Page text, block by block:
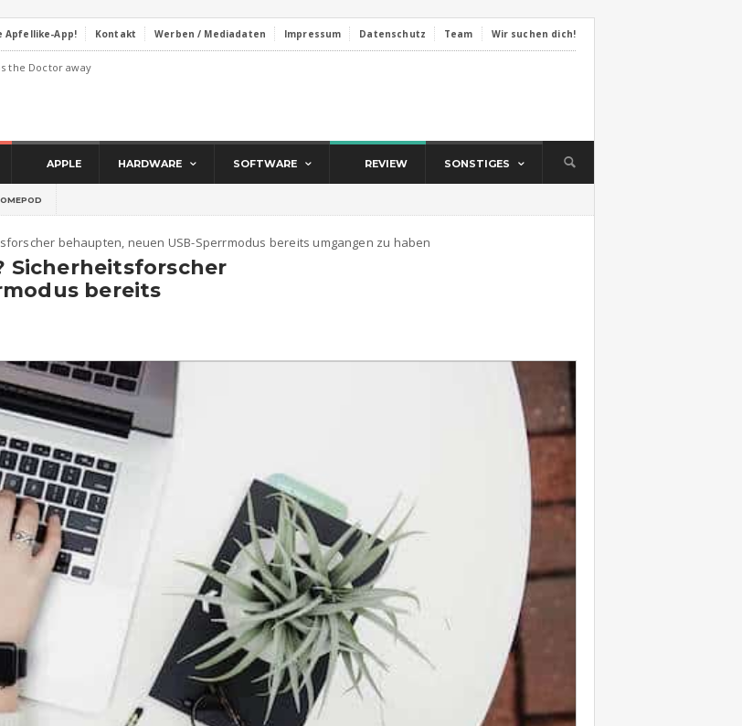
Apfellike-App! Kontakt Werben / Mediadaten Impressum Datenschutz Team Wir suchen dich!
the Doctor away
APPLE HARDWARE SOFTWARE REVIEW SONSTIGES
behaupten, neuen USB-Sperrmodus bereits umgangen zu haben
Sicherheitsforscher
bereits